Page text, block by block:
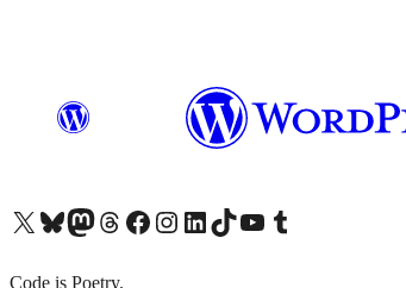
X (旧 Twitter) アカウントへBluesky アカウントへMastodon アカウントへThreads アカウントへ Facebook ページへInstagram アカウントへ LinkedIn アカウントへTikTok アカウントへYouTube チャンネルへ Tumblr アカウントへ
Code is Poetry.